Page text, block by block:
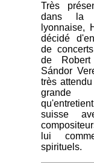
Très
dans la
lyonnaise,
décidé
de
de
Sándor
très
suisse
lui
spirituels.